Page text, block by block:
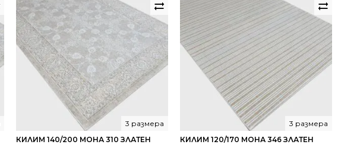
КИЛИМ 140/200 МОНА 310 ЗЛАТЕН
3 размера
КИЛИМ 120/170 МОНА 346 ЗЛАТЕН
3 размера